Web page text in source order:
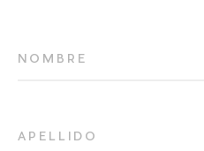
NOMBRE
APELLIDO